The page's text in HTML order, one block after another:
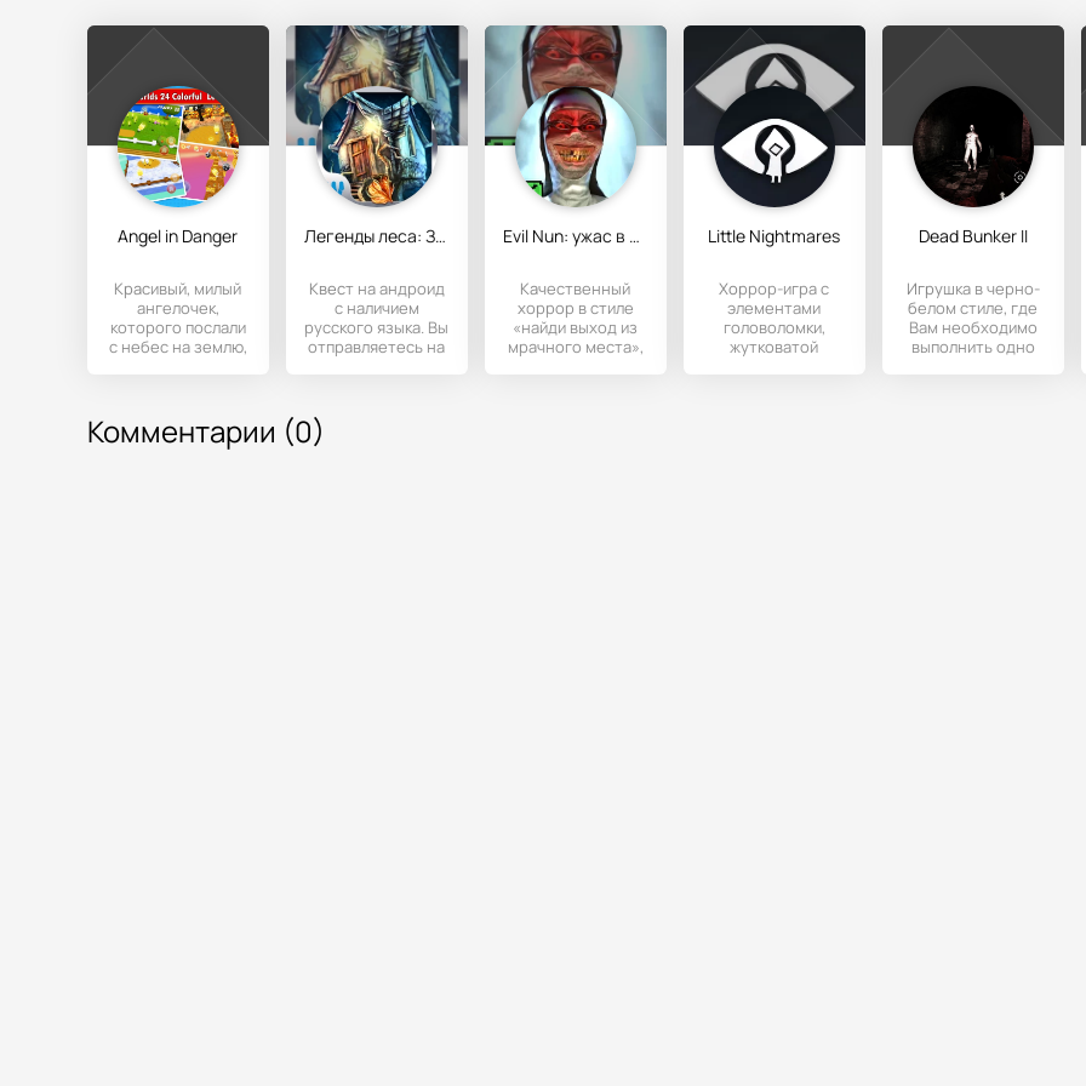
Angel in Danger
Красивый, милый
ангелочек,
которого послали
с небес на землю,
Легенды леса: Зов любви (Forest Legends)
Квест на андроид
с наличием
русского языка. Вы
отправляетесь на
Evil Nun: ужас в школе
Качественный
хоррор в стиле
«найди выход из
мрачного места»,
Little Nightmares
Хоррор-игра с
элементами
головоломки,
жутковатой
Dead Bunker II
Игрушка в черно-
белом стиле, где
Вам необходимо
выполнить одно
Комментарии (0)